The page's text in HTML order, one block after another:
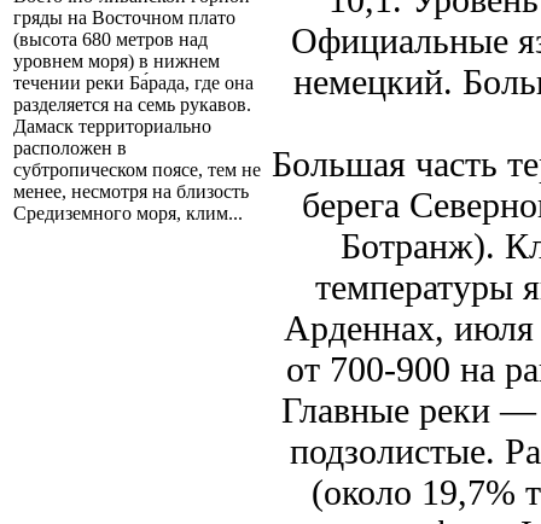
гряды на Восточном плато
(высота 680 метров над
уровнем моря) в нижнем
течении реки Ба́рада, где она
разделяется на семь рукавов.
Дамаск территориально
расположен в
субтропическом поясе, тем не
менее, несмотря на близость
Средиземного моря, клим...
Официальные
немецкий.
Большая часть
берега
Ботранж).
температуры
Арденнах, июля
от 700-900 на
Главные реки
подзолистые.
(около 19,7%